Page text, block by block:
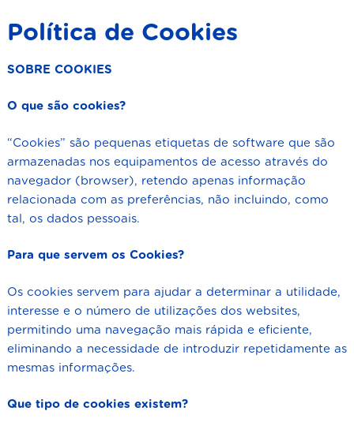
Política de Cookies
SOBRE COOKIES
O que são cookies?
“Cookies” são pequenas etiquetas de software que são
armazenadas nos equipamentos de acesso através do
navegador (browser), retendo apenas informação
relacionada com as preferências, não incluindo, como
tal, os dados pessoais.
Para que servem os Cookies?
Os cookies servem para ajudar a determinar a utilidade,
interesse e o número de utilizações dos websites,
permitindo uma navegação mais rápida e eficiente,
eliminando a necessidade de introduzir repetidamente as
mesmas informações.
Que tipo de cookies existem?